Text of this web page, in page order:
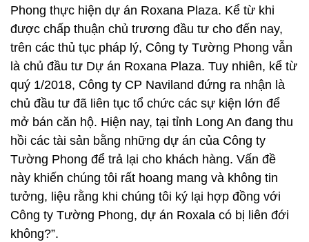
Phong thực hiện dự án Roxana Plaza. Kể từ khi
được chấp thuận chủ trương đầu tư cho đến nay,
trên các thủ tục pháp lý, Công ty Tường Phong vẫn
là chủ đầu tư Dự án Roxana Plaza. Tuy nhiên, kể từ
quý 1/2018, Công ty CP Naviland đứng ra nhận là
chủ đầu tư đã liên tục tổ chức các sự kiện lớn để
mở bán căn hộ. Hiện nay, tại tỉnh Long An đang thu
hồi các tài sản bằng những dự án của Công ty
Tường Phong để trả lại cho khách hàng. Vấn đề
này khiến chúng tôi rất hoang mang và không tin
tưởng, liệu rằng khi chúng tôi ký lại hợp đồng với
Công ty Tường Phong, dự án Roxala có bị liên đới
không?”.